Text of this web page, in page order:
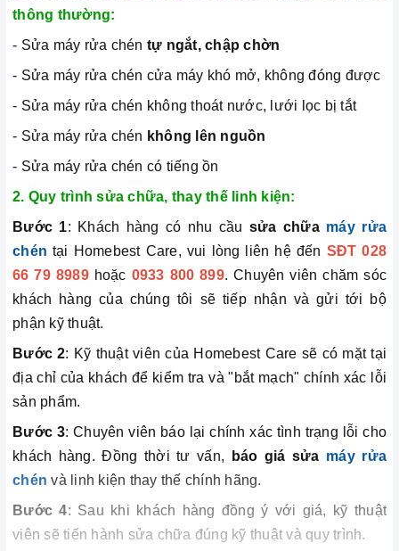
thông thường:
- Sửa máy rửa chén tự ngắt, chập chờn
- Sửa máy rửa chén cửa máy khó mở, không đóng được
- Sửa máy rửa chén không thoát nước, lưới lọc bị tắt
- Sửa máy rửa chén không lên nguồn
- Sửa máy rửa chén có tiếng ồn
2. Quy trình sửa chữa, thay thế linh kiện:
Bước 1: Khách hàng có nhu cầu sửa chữa máy rửa
chén tại Homebest Care, vui lòng liên hệ đến SĐT 028
66 79 8989hoặc 0933 800 899. Chuyên viên chăm sóc
khách hàng của chúng tôi sẽ tiếp nhận và gửi tới bộ
phận kỹ thuật.
Bước 2: Kỹ thuật viên của Homebest Care sẽ có mặt tại
địa chỉ của khách để kiểm tra và "bắt mạch" chính xác lỗi
sản phẩm.
Bước 3: Chuyên viên báo lại chính xác tình trạng lỗi cho
khách hàng. Đồng thời tư vấn,
báo giá sửa máy rửa
chén và linh kiện thay thế chính hãng.
Bước 4: Sau khi khách hàng đồng ý với giá, kỹ thuật
viên sẽ tiến hành sửa chữa đúng kỹ thuật và quy trình.